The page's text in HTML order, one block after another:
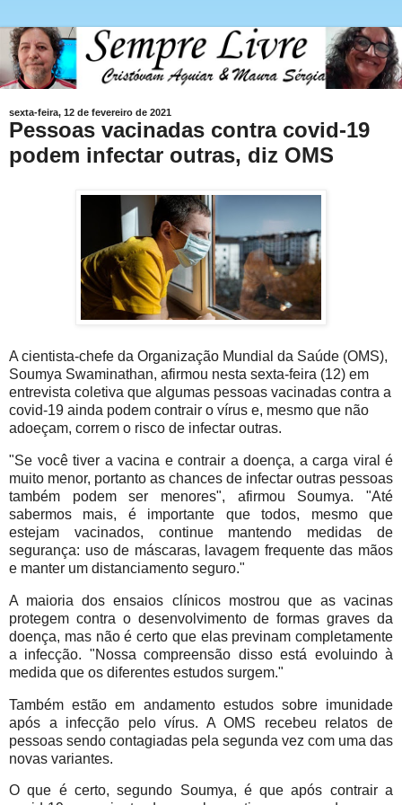
sexta-feira, 12 de fevereiro de 2021
Pessoas vacinadas contra covid-19
podem infectar outras, diz OMS
A cientista-chefe da Organização Mundial da Saúde (OMS),
Soumya Swaminathan, afirmou nesta sexta-feira (12) em
entrevista coletiva que algumas pessoas vacinadas contra a
covid-19 ainda podem contrair o vírus e, mesmo que não
adoeçam, correm o risco de infectar outras.
"Se você tiver a vacina e contrair a doença, a carga viral é
muito menor, portanto as chances de infectar outras pessoas
também podem ser menores", afirmou Soumya. "Até
sabermos mais, é importante que todos, mesmo que
estejam vacinados, continue mantendo medidas de
segurança: uso de máscaras, lavagem frequente das mãos
e manter um distanciamento seguro."
A maioria dos ensaios clínicos mostrou que as vacinas
protegem contra o desenvolvimento de formas graves da
doença, mas não é certo que elas previnam completamente
a infecção. "Nossa compreensão disso está evoluindo à
medida que os diferentes estudos surgem."
Também estão em andamento estudos sobre imunidade
após a infecção pelo vírus. A OMS recebeu relatos de
pessoas sendo contagiadas pela segunda vez com uma das
novas variantes.
O que é certo, segundo Soumya, é que após contrair a